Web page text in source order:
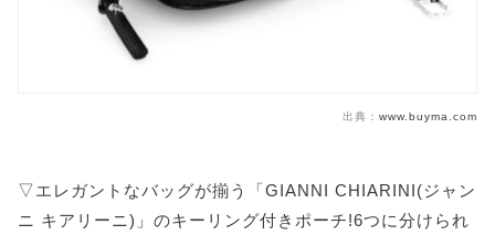
出典： www.buyma.com
▽エレガントなバッグが揃う「GIANNI CHIARINI(ジャン
ニ キアリーニ)」のキーリング付きポーチ!6つに分けられ